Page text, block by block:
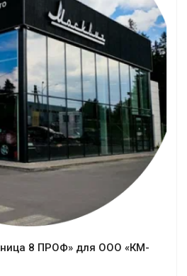
проект
8 ПРОФ» для ООО «КМ-